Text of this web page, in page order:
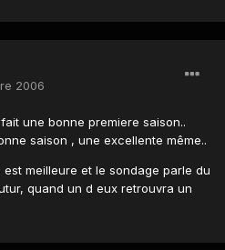
2006
une bonne premiere saison..
saison , une excellente même..
meilleure et le sondage parle du
quand un d eux retrouvra un